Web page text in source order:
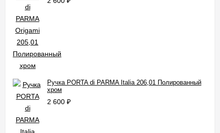
Ручка PORTA di PARMA Italia 206,01 Полированный
хром
2 600 ₽